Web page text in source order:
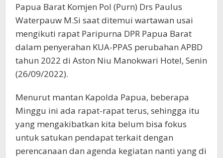
Papua Barat Komjen Pol (Purn) Drs Paulus
Waterpauw M.Si saat ditemui wartawan usai
mengikuti rapat Paripurna DPR Papua Barat
dalam penyerahan KUA-PPAS perubahan APBD
tahun 2022 di Aston Niu Manokwari Hotel, Senin
(26/09/2022).
Menurut mantan Kapolda Papua, beberapa
Minggu ini ada rapat-rapat terus, sehingga itu
yang mengakibatkan kita belum bisa fokus
untuk satukan pendapat terkait dengan
perencanaan dan agenda kegiatan nanti yang di